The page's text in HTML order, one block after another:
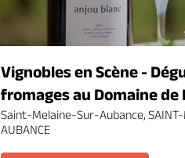
Vignobles en Scène -
fromages au Domaine de
Saint-Melaine-Sur-Aubance, SAINT-
AUBANCE